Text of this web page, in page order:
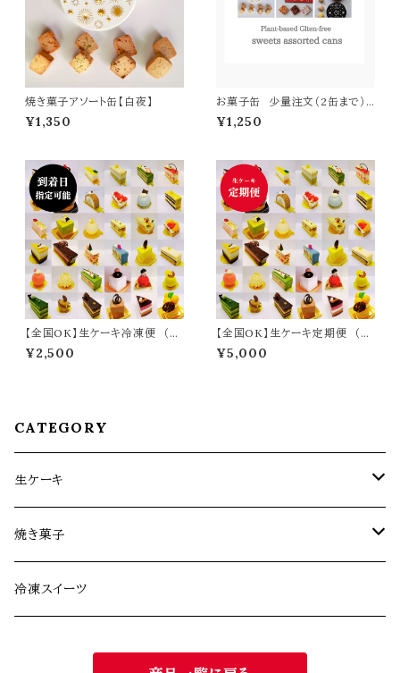
焼き菓子アソート缶【白夜】
¥1,350
お菓子缶 少量注文（2缶まで）
宅配コンパクト（送料一律500
円）送付
¥1,250
【全国OK】生ケーキ冷凍便 （全
1回：到着日を指定できます）※
必ず【注意事項】をご覧ください
¥2,500
【全国OK】生ケーキ定期便 （全
２回：発送日が選べます）
¥5,000
CATEGORY
生ケーキ
生ケーキ定期便
生ケーキ（全1回）
焼き菓子
お菓子缶シリーズ
冷凍スイーツ